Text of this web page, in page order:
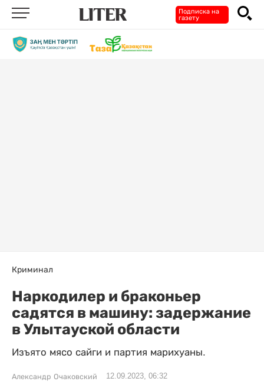
Подписка на
газету
Криминал
Наркодилер и браконьер
садятся в машину: задержание
в Улытауской области
Изъято мясо сайги и партия марихуаны.
Александр Очаковский 12.09.2023, 06:32